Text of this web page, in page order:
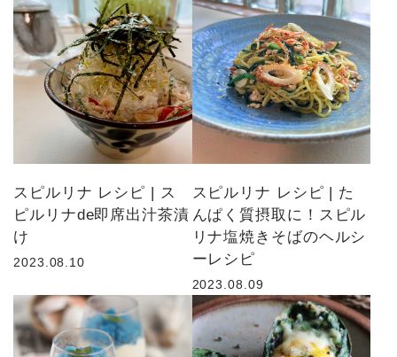
スピルリナ レシピ | ス
ピルリナde即席出汁茶漬
け
2023.08.10
スピルリナ レシピ | た
んぱく質摂取に！スピル
リナ塩焼きそばのヘルシ
ーレシピ
2023.08.09